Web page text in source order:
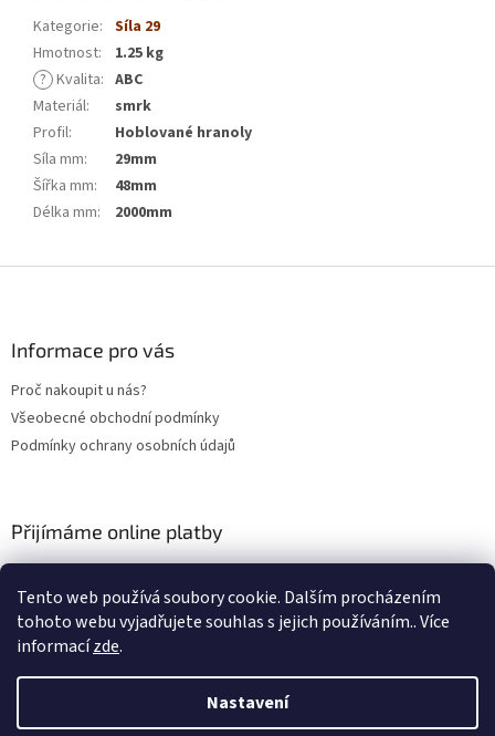
Tento web používá soubory cookie. Dalším procházením
tohoto webu vyjadřujete souhlas s jejich používáním.. Více
informacízde.
Nastavení
Kategorie: Síla 29
Hmotnost:
1.25 kg
? Kvalita: ABC
Materiál:
smrk
Profil:
Hoblované hranoly
Síla mm:
29mm
Šířka mm:
48mm
Délka mm: 2000mm
Informace pro vás
Proč nakoupit u nás?
Všeobecné obchodní podmínky
Podmínky ochrany osobních údajů
Přijímáme online platby
Vytvořil Shoptet